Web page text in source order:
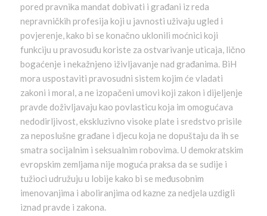
pored pravnika mandat dobivati i građani iz reda
nepravničkih profesija koji u javnosti uživaju ugled i
povjerenje, kako bi se konačno uklonili moćnici koji
funkciju u pravosuđu koriste za ostvarivanje uticaja, lično
bogaćenje i nekažnjeno iživljavanje nad građanima. BiH
mora uspostaviti pravosudni sistem kojim će vladati
zakoni i moral, a ne izopačeni umovi koji zakon i dijeljenje
pravde doživljavaju kao povlasticu koja im omogućava
nedodirljivost, ekskluzivno visoke plate i sredstvo prisile
za neposlušne građane i djecu koja ne dopuštaju da ih se
smatra socijalnim i seksualnim robovima. U demokratskim
evropskim zemljama nije moguća praksa da se sudije i
tužioci udružuju u lobije kako bi se međusobnim
imenovanjima i aboliranjima od kazne za nedjela uzdigli
iznad pravde i zakona.